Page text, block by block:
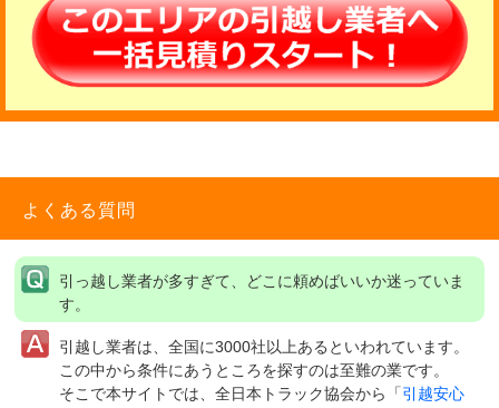
よくある質問
引っ越し業者が多すぎて、どこに頼めばいいか迷っていま
す。
引越し業者は、全国に3000社以上あるといわれています。
この中から条件にあうところを探すのは至難の業です。
そこで本サイトでは、全日本トラック協会から「引越安心